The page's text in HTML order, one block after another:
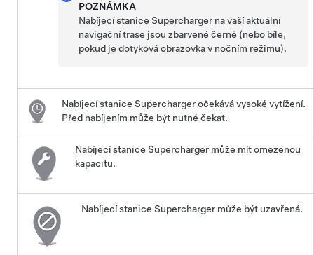
POZNÁMKA
Nabíjecí stanice Supercharger na vaší aktuální
navigační trase jsou zbarvené černě (nebo bíle,
pokud je dotyková obrazovka v nočním režimu).
Nabíjecí stanice Supercharger očekává vysoké vytížení.
Před nabíjením může být nutné čekat.
Nabíjecí stanice Supercharger může mít omezenou
kapacitu.
Nabíjecí stanice Supercharger může být uzavřená.